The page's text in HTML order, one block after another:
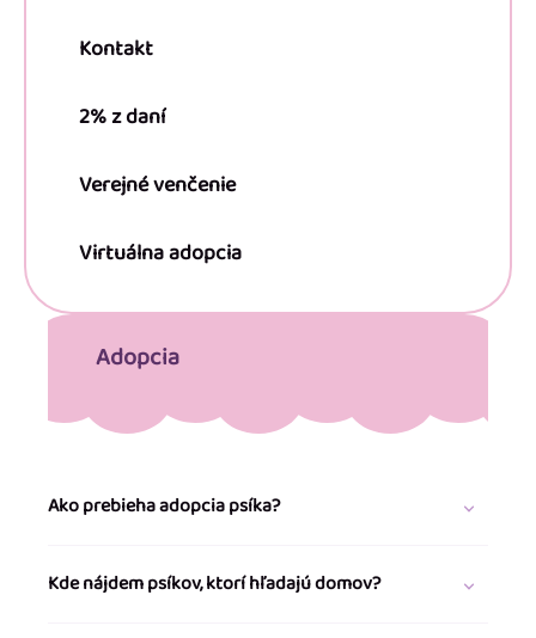
Kontakt
2% z daní
Verejné venčenie
Virtuálna adopcia
Adopcia
Ako prebieha adopcia psíka?
Kde nájdem psíkov, ktorí hľadajú domov?